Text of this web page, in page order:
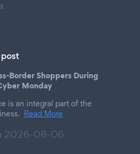
Border Shoppers During
Monday
is an integral part of the
Read More
2026-08-06